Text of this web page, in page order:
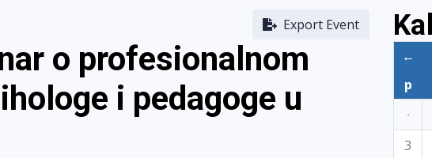
Export Event
o profesionalnom
i pedagoge u
←
p
·
3